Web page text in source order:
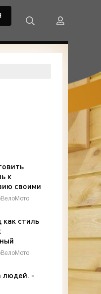
к
своими
лист
как стиль
меняет
людей. -